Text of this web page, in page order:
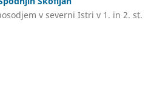
v severni Istri v 1. in 2. st.